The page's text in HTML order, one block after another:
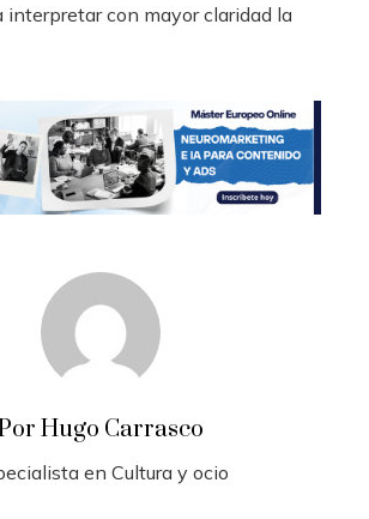
interpretar con mayor claridad la
Hugo Carrasco
en Cultura y ocio